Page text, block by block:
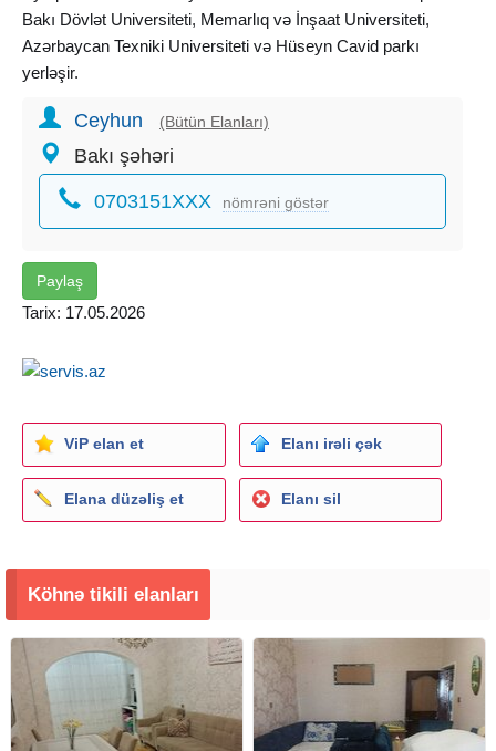
Bakı Dövlət Universiteti, Memarlıq və İnşaat Universiteti,
Azərbaycan Texniki Universiteti və Hüseyn Cavid parkı
yerləşir.
Ceyhun (Bütün Elanları)
Bakı şəhəri
0703151XXX nömrəni göstər
Paylaş
Tarix: 17.05.2026
ViP elan et Elanı irəli çək
Elana düzəliş et Elanı sil
Köhnə tikili elanları